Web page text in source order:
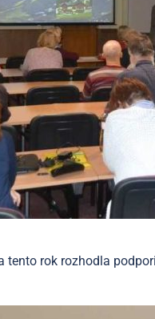
tento rok rozhodla